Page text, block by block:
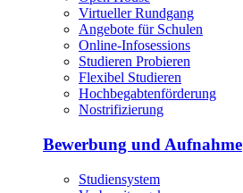
Virtueller Rundgang
Angebote für Schulen
Online-Infosessions
Studieren Probieren
Flexibel Studieren
Hochbegabtenförderung
Nostrifizierung
Bewerbung und Aufnahme
Studiensystem